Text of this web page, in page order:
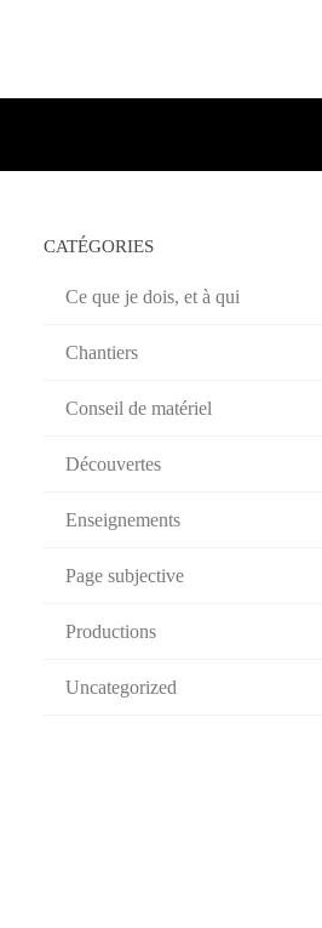
CATÉGORIES
Ce que je dois, et à qui
Chantiers
Conseil de matériel
Découvertes
Enseignements
Page subjective
Productions
Uncategorized